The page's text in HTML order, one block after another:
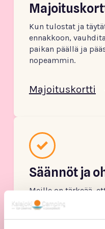
Kun tulostat ja
ennakkoon,
paikan päällä ja
nopeammin.
Majoituskortti
Säännöt ja
Meille on tärkeää,
turvallinen loma ja
ainutlaatuinen